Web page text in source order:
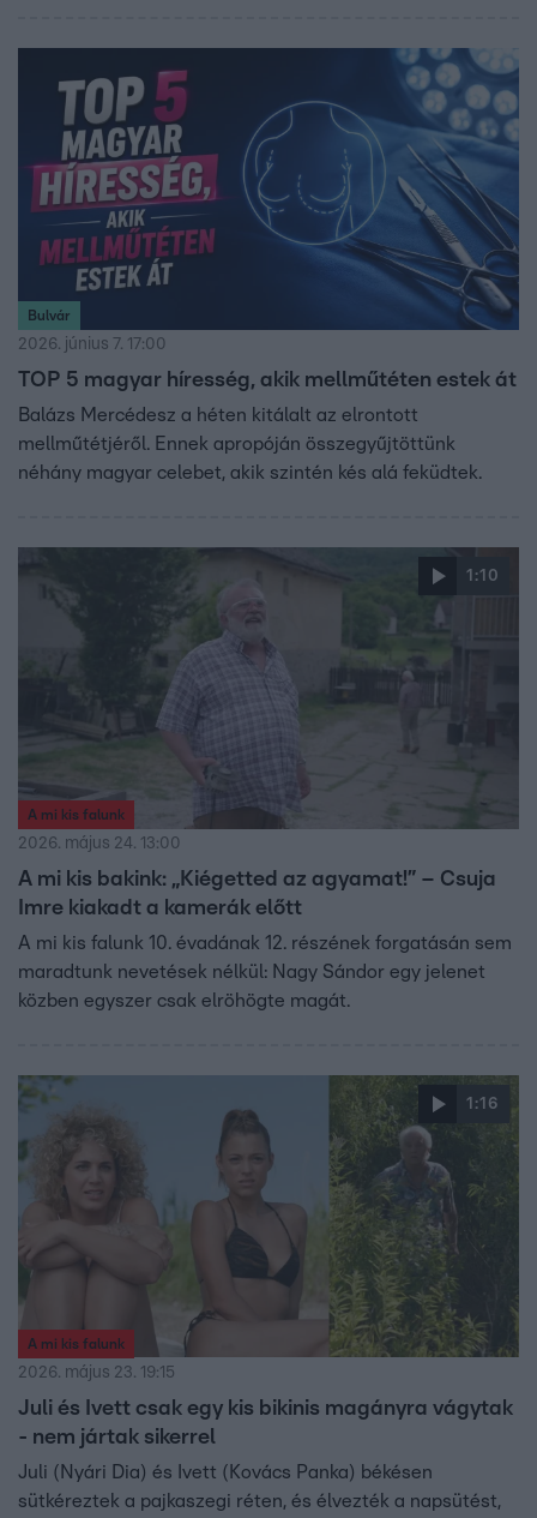
Bulvár
2026. június 7. 17:00
TOP 5 magyar híresség, akik mellműtéten estek át
Balázs Mercédesz a héten kitálalt az elrontott
mellműtétjéről. Ennek apropóján összegyűjtöttünk
néhány magyar celebet, akik szintén kés alá feküdtek.
1:10
A mi kis falunk
2026. május 24. 13:00
A mi kis bakink: „Kiégetted az agyamat!” – Csuja
Imre kiakadt a kamerák előtt
A mi kis falunk 10. évadának 12. részének forgatásán sem
maradtunk nevetések nélkül: Nagy Sándor egy jelenet
közben egyszer csak elröhögte magát.
1:16
A mi kis falunk
2026. május 23. 19:15
Juli és Ivett csak egy kis bikinis magányra vágytak
- nem jártak sikerrel
Juli (Nyári Dia) és Ivett (Kovács Panka) békésen
sütkéreztek a pajkaszegi réten, és élvezték a napsütést,